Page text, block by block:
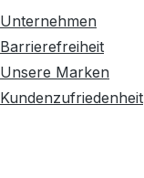
Unternehmen
Barrierefreiheit
Unsere Marken
Kundenzufriedenheit